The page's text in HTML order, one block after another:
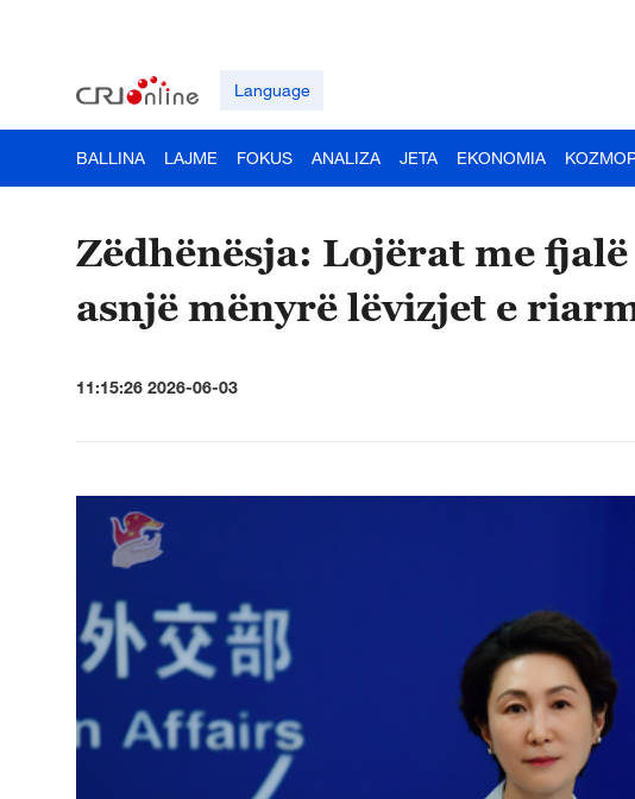
Language
BALLINA LAJME FOKUS ANALIZA JETA EKONOMIA
Zëdhënësja: Lojërat me
asnjë mënyrë lëvizjet e
11:15:26 2026-06-03